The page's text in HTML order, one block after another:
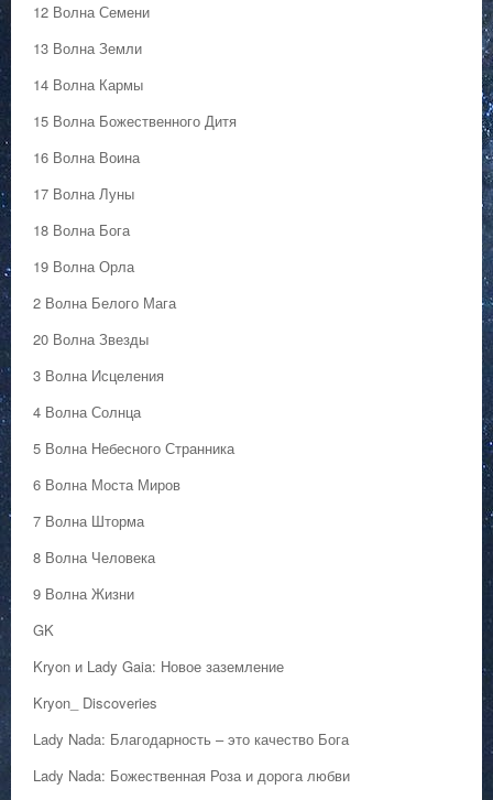
12 Волна Семени
13 Волна Земли
14 Волна Кармы
15 Волна Божественного Дитя
16 Волна Воина
17 Волна Луны
18 Волна Бога
19 Волна Орла
2 Волна Белого Мага
20 Волна Звезды
3 Волна Исцеления
4 Волна Солнца
5 Волна Небесного Странника
6 Волна Моста Миров
7 Волна Шторма
8 Волна Человека
9 Волна Жизни
GK
Kryon и Lady Gaia: Новое заземление
Kryon_ Discoveries
Lady Nada: Благодарность – это качество Бога
Lady Nada: Божественная Роза и дорога любви